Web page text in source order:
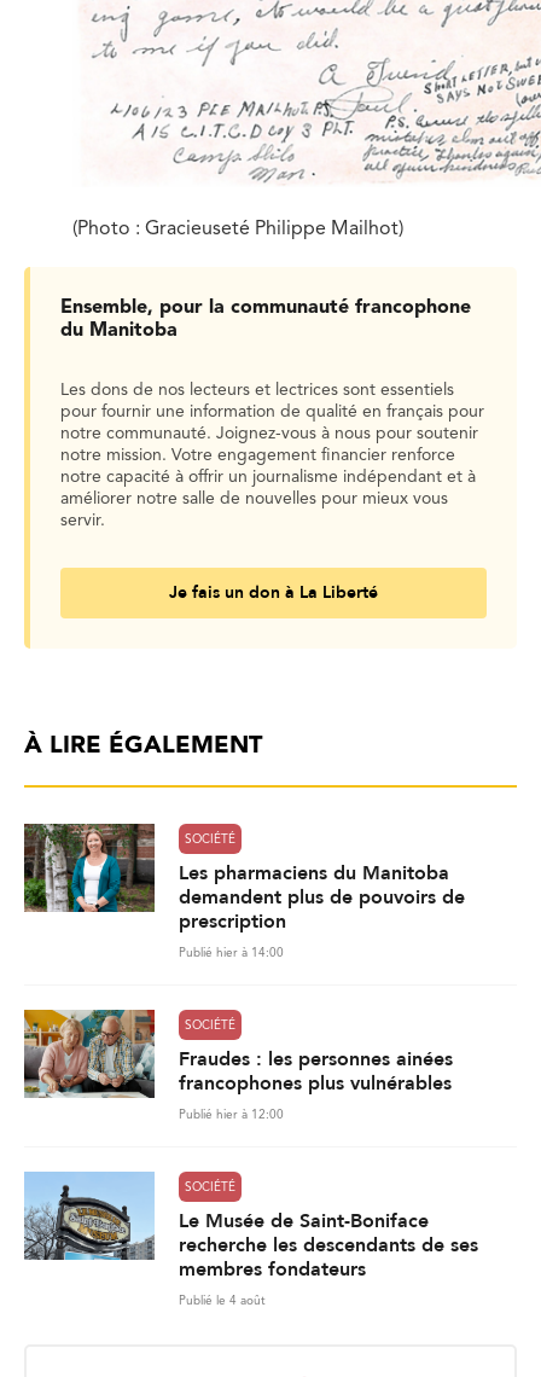
(Photo : Gracieuseté Philippe Mailhot)
Ensemble, pour la communauté francophone
du Manitoba
Les dons de nos lecteurs et lectrices sont essentiels
pour fournir une information de qualité en français pour
notre communauté. Joignez-vous à nous pour soutenir
notre mission. Votre engagement financier renforce
notre capacité à offrir un journalisme indépendant et à
améliorer notre salle de nouvelles pour mieux vous
servir.
Je fais un don à La Liberté
À LIRE ÉGALEMENT
SOCIÉTÉ
Les pharmaciens du Manitoba
demandent plus de pouvoirs de
prescription
Publié hier à 14:00
SOCIÉTÉ
Fraudes : les personnes ainées
francophones plus vulnérables
Publié hier à 12:00
SOCIÉTÉ
Le Musée de Saint-Boniface
recherche les descendants de ses
membres fondateurs
Publié le 4 août